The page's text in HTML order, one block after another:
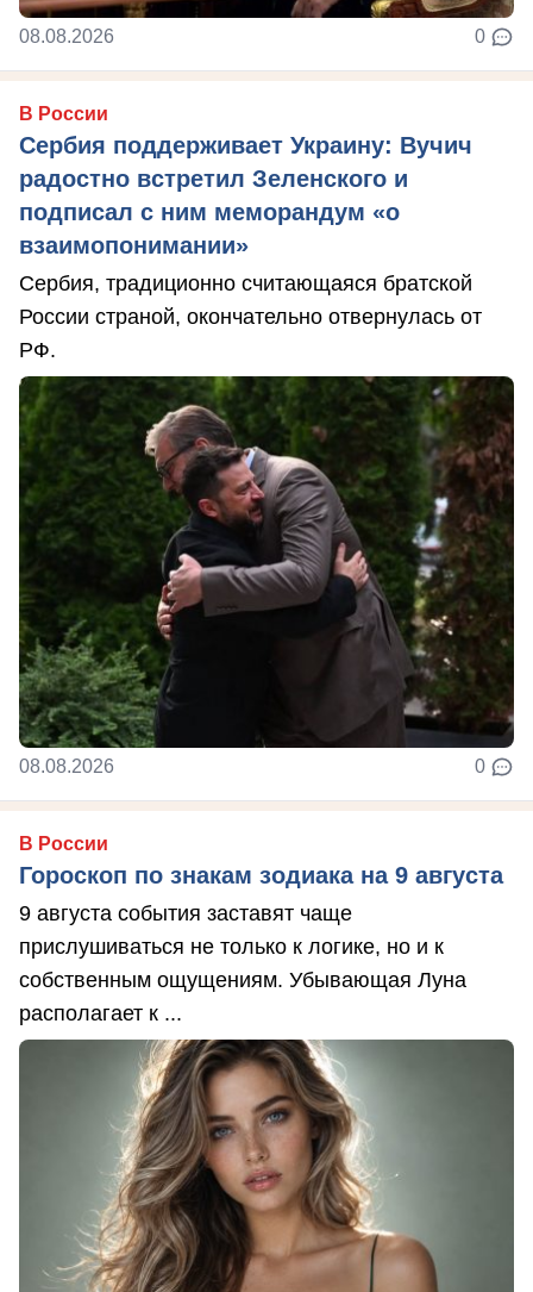
08.08.2026 0
В России
Сербия поддерживает Украину: Вучич
радостно встретил Зеленского и
подписал с ним меморандум «о
взаимопонимании»
Сербия, традиционно считающаяся братской
России страной, окончательно отвернулась от
РФ.
08.08.2026 0
В России
Гороскоп по знакам зодиака на 9 августа
9 августа события заставят чаще
прислушиваться не только к логике, но и к
собственным ощущениям. Убывающая Луна
располагает к ...